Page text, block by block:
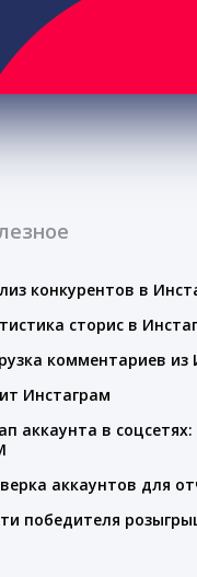
конкурентов в
сторис в
комментариев из
Инстаграм
аккаунта в
аккаунтов для
победителя